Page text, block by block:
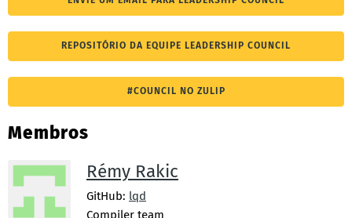
REPOSITÓRIO DA EQUIPE LEADERSHIP COUNCIL
#COUNCIL NO ZULIP
Membros
Rémy Rakic
GitHub: lqd
Compiler team